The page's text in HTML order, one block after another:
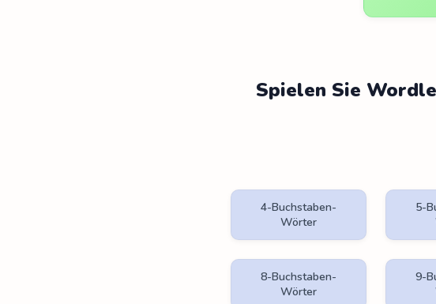
Spielen Sie
4-Buchstaben-
Wörter
5-
8-Buchstaben-
Wörter
9-